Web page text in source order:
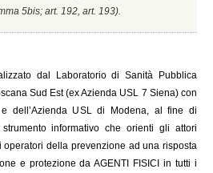
5bis; art. 192, art. 193).
dal Laboratorio di Sanità Pubblica
Sud Est (ex Azienda USL 7 Siena) con
e dell’Azienda USL di Modena, al fine di
informativo che orienti gli attori
della prevenzione ad una risposta
e protezione da AGENTI FISICI in tutti i